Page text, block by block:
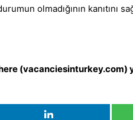
olmadığının kanıtını
(vacanciesinturkey.com)